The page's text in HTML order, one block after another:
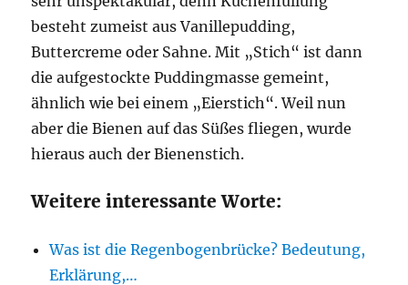
besteht zumeist aus Vanillepudding,
Buttercreme oder Sahne. Mit „Stich“ ist dann
die aufgestockte Puddingmasse gemeint,
ähnlich wie bei einem „Eierstich“. Weil nun
aber die Bienen auf das Süßes fliegen, wurde
hieraus auch der Bienenstich.
Weitere interessante Worte:
Was ist die Regenbogenbrücke? Bedeutung,
Erklärung,…